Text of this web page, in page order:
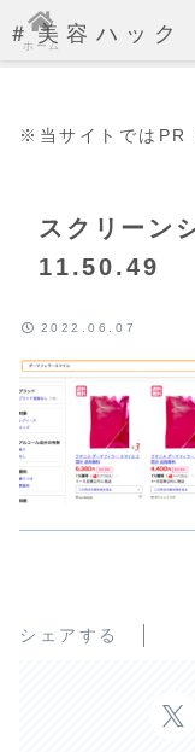
＃美容ハック
※当サイトではPR
スクリーン
11.50.49
2022.06.07
シェアする
ホーム